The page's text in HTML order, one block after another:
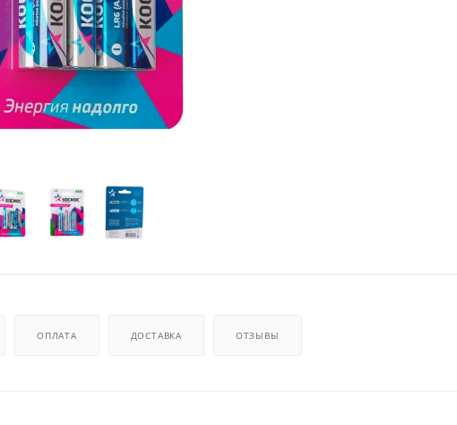
ОПЛАТА ДОСТАВКА ОТЗЫВЫ